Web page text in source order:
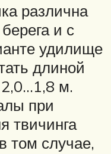
различна
и с
удилище
длиной
м.
при
твичинга
том случае,